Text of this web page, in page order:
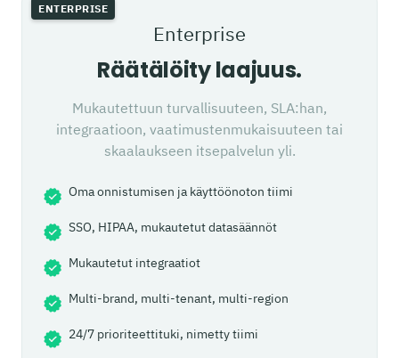
ENTERPRISE
Enterprise
Räätälöity laajuus.
Mukautettuun turvallisuuteen, SLA:han,
integraatioon, vaatimustenmukaisuuteen tai
skaalaukseen itsepalvelun yli.
Oma onnistumisen ja käyttöönoton tiimi
SSO, HIPAA, mukautetut datasäännöt
Mukautetut integraatiot
Multi-brand, multi-tenant, multi-region
24/7 prioriteettituki, nimetty tiimi